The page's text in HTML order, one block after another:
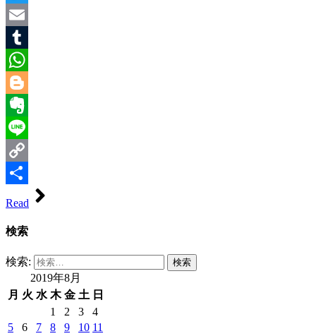
Twitter
Email
Tumblr
WhatsApp
Blogger
Evernote
Line
Copy
Read
検索
検索:
2019年8月
月 火 水 木 金 土 日
1
2 3
4
5
6 7 8 9 10 11